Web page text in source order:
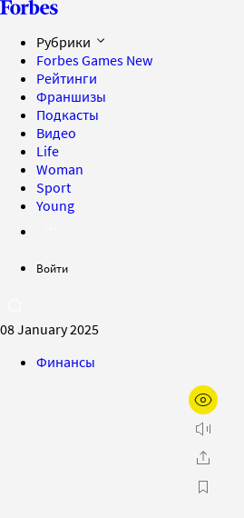
Рубрики
Forbes Games New
Рейтинги
Франшизы
Подкасты
Видео
Life
Woman
Sport
Young
Войти
08 January 2025
Финансы